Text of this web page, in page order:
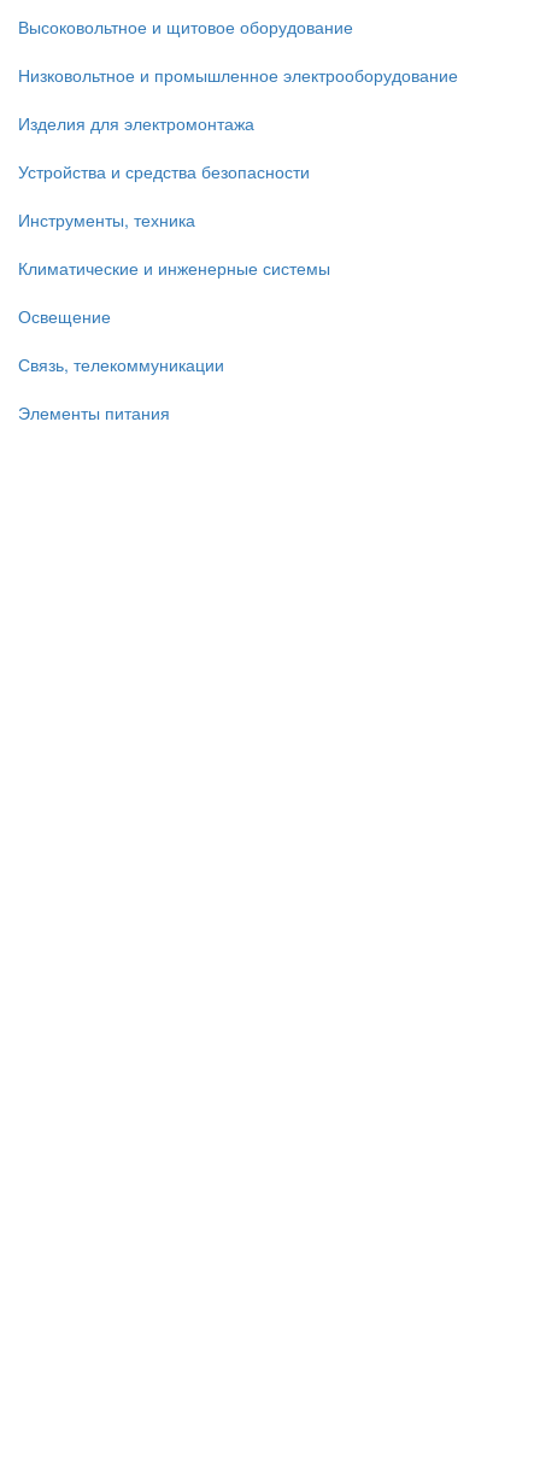
Высоковольтное и щитовое оборудование
Низковольтное и промышленное электрооборудование
Изделия для электромонтажа
Устройства и средства безопасности
Инструменты, техника
Климатические и инженерные системы
Освещение
Связь, телекоммуникации
Элементы питания